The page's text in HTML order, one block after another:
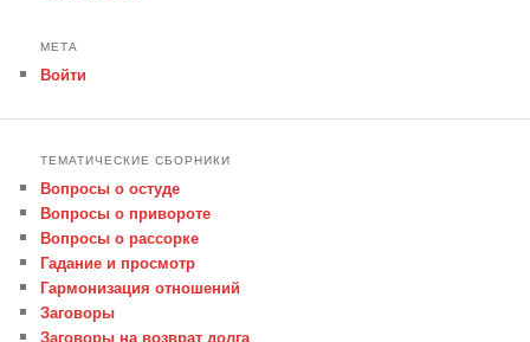
МЕТА
Войти
ТЕМАТИЧЕСКИЕ СБОРНИКИ
Вопросы о остуде
Вопросы о привороте
Вопросы о рассорке
Гадание и просмотр
Гармонизация отношений
Заговоры
Заговоры на возврат долга